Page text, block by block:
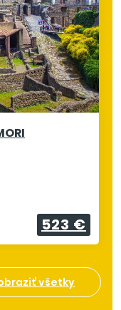
523 €
všetky